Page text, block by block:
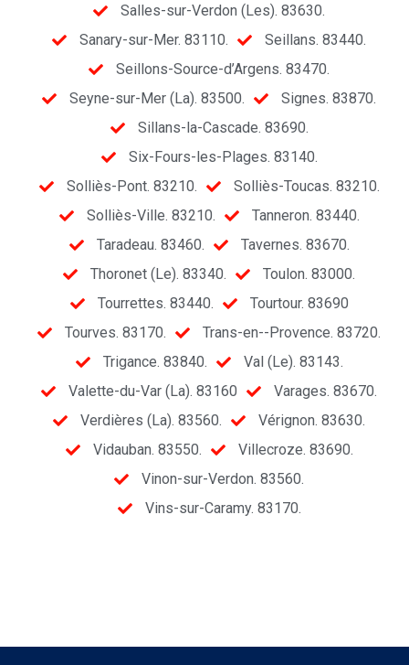
Salles-sur-Verdon (Les). 83630.
Sanary-sur-Mer. 83110.
Seillans. 83440.
Seillons-Source-d’Argens. 83470.
Seyne-sur-Mer (La). 83500.
Signes. 83870.
Sillans-la-Cascade. 83690.
Six-Fours-les-Plages. 83140.
Solliès-Pont. 83210.
Solliès-Toucas. 83210.
Solliès-Ville. 83210.
Tanneron. 83440.
Taradeau. 83460.
Tavernes. 83670.
Thoronet (Le). 83340.
Toulon. 83000.
Tourrettes. 83440.
Tourtour. 83690
Tourves. 83170.
Trans-en--Provence. 83720.
Trigance. 83840.
Val (Le). 83143.
Valette-du-Var (La). 83160
Varages. 83670.
Verdières (La). 83560.
Vérignon. 83630.
Vidauban. 83550.
Villecroze. 83690.
Vinon-sur-Verdon. 83560.
Vins-sur-Caramy. 83170.